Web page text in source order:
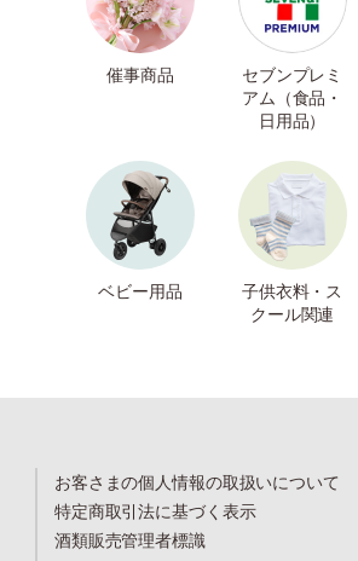
催事商品
セブンプレミ
アム（食品・
日用品）
ベビー用品
子供衣料・ス
クール関連
お客さまの個人情報の取扱いについて
特定商取引法に基づく表示
酒類販売管理者標識